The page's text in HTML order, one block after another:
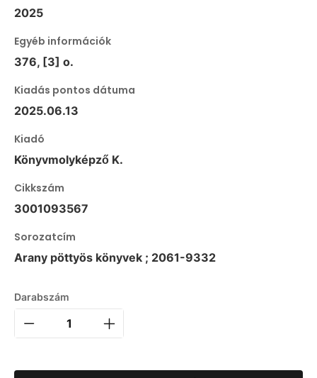
2025
Egyéb információk
376, [3] o.
Kiadás pontos dátuma
2025.06.13
Kiadó
Könyvmolyképző K.
Cikkszám
3001093567
Sorozatcím
Arany pöttyös könyvek ; 2061-9332
Darabszám